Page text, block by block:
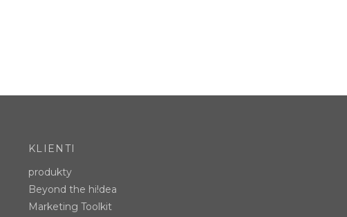
KLIENTI
produkty
Beyond the hi!dea
Marketing Toolkit